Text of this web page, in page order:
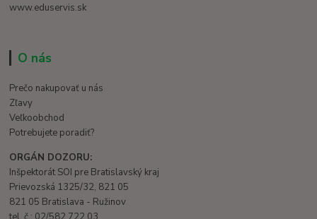
www.eduservis.sk
O nás
Prečo nakupovať u nás
Zľavy
Veľkoobchod
Potrebujete poradiť?
ORGÁN DOZORU:
Inšpektorát SOI pre Bratislavský kraj
Prievozská 1325/32, 821 05
821 05 Bratislava - Ružinov